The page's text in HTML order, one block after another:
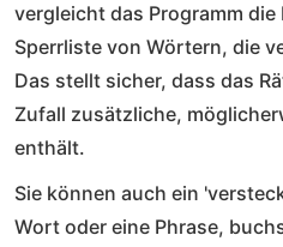
vergleicht das Programm die
Sperrliste von Wörtern, die
Das stellt sicher, dass das
Zufall zusätzliche,
enthält.
Sie können auch ein
Wort oder eine Phrase,